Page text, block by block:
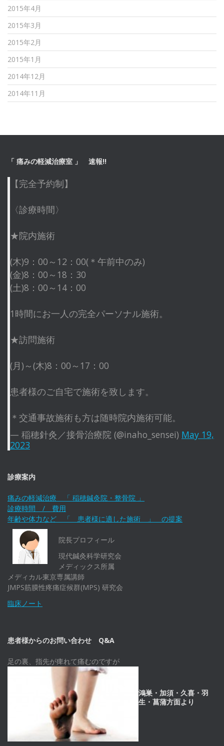
2015年4月
2015年3月
2015年2月
2015年1月
2014年12月
2014年11月
「 痛みの軽減治療室 」 速報!!
【完全予約制】
〈診療時間〉
★院内施術
(木)9：00～12：00(＊午前中のみ)
(金)8：00～18：30
(土)8：00～14：00
1時間にお一人の完全パーソナル施術。
★訪問施術
(月)～(木)8：00～17：00
患者様のご自宅で施術を致します。
＊交通事故施術も方は随時院内施術可能。
— 稲穂針灸／接骨治療院 (@inaho_sensei) May 19,
2023
診療案内
痛みの軽減治療 「 稲穂鍼灸院・整骨院 」
診療時間 / 費用
年齢や体力など 「 患者様に適した施術 」 の提案
院長プロフィール
現代鍼灸科学研究会
メディックス所属
メディカル東京専属講師
JMPS筋膜性疼痛症候群(MPS) 研究会
臨床ノート
患者様からのお問い合わせ Q&A
足の裏、指先が痺れて痛むのですが
鴻巣・加須・久喜・羽
生・菖蒲方面より